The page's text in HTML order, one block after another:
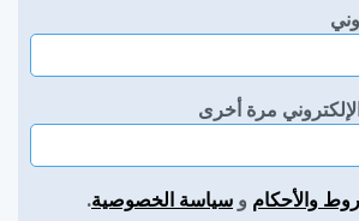
مرة أخرى
والأحكام و سياسة الخصوصية.